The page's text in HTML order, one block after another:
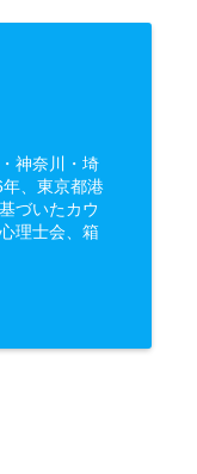
神奈川・埼
、東京都港
づいたカウ
理士会、箱